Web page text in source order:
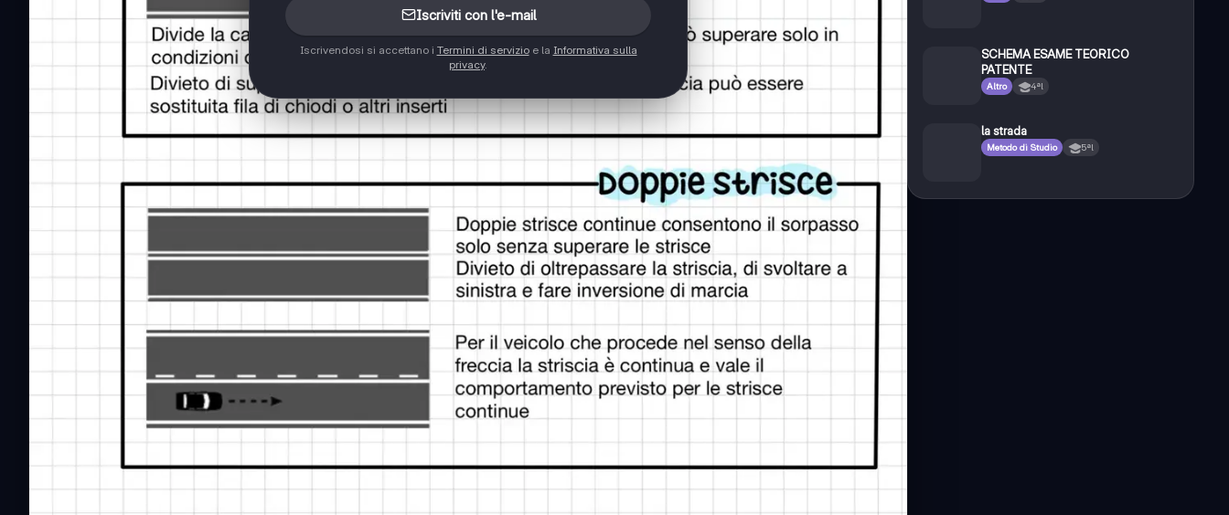
Iscriviti con l'e-mail
Iscrivendosi si accettano i Termini di servizioe la Informativa sulla
privacy.
SCHEMA ESAME TEORICO
PATENTE
Altro 4ªl
la strada
Metodo di Studio 5ªl